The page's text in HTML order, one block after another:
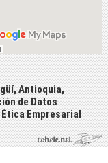
Antioquia,
de Datos
Empresarial